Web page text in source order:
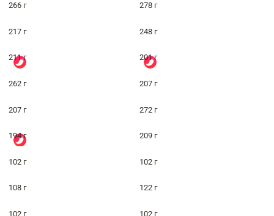
266 г 278 г
217 г 248 г
211 г 201 г
262 г 207 г
207 г 272 г
194 г 209 г
102 г 102 г
108 г 122 г
102 г 102 г